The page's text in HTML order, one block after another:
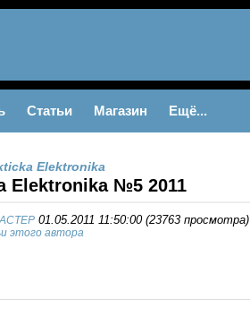
Статьи Магазин Ещё...
Elektronika
Elektronika №5 2011
01.05.2011 11:50:00 (23763 просмотра)
этого автора